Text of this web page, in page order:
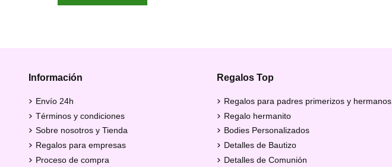
Información
Envío 24h
Términos y condiciones
Sobre nosotros y Tienda
Regalos para empresas
Proceso de compra
Regalos Top
Regalos para padres primerizos y hermanos
Regalo hermanito
Bodies Personalizados
Detalles de Bautizo
Detalles de Comunión